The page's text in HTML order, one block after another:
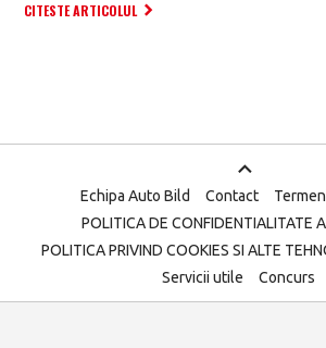
CITESTE ARTICOLUL
Echipa Auto Bild Contact
POLITICA DE CONFIDENTIALITATE
POLITICA PRIVIND COOKIES SI ALTE
Servicii utile
Concurs